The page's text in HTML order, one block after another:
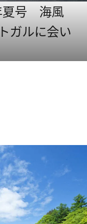
夏号 海風
ガルに会い